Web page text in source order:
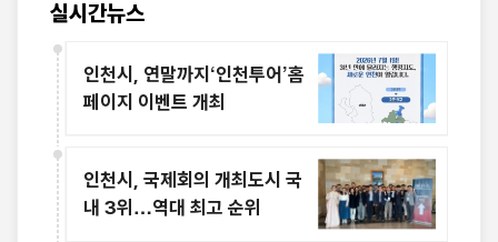
실시간뉴스
인천시, 연말까지‘인천투어’홈
페이지 이벤트 개최
인천시, 국제회의 개최도시 국
내 3위…역대 최고 순위